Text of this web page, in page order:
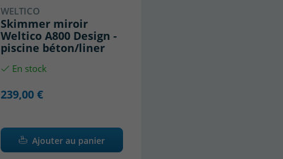
WELTICO
Skimmer miroir
Weltico A800 Design -
piscine béton/liner
En stock
239,00 €
Ajouter au panier